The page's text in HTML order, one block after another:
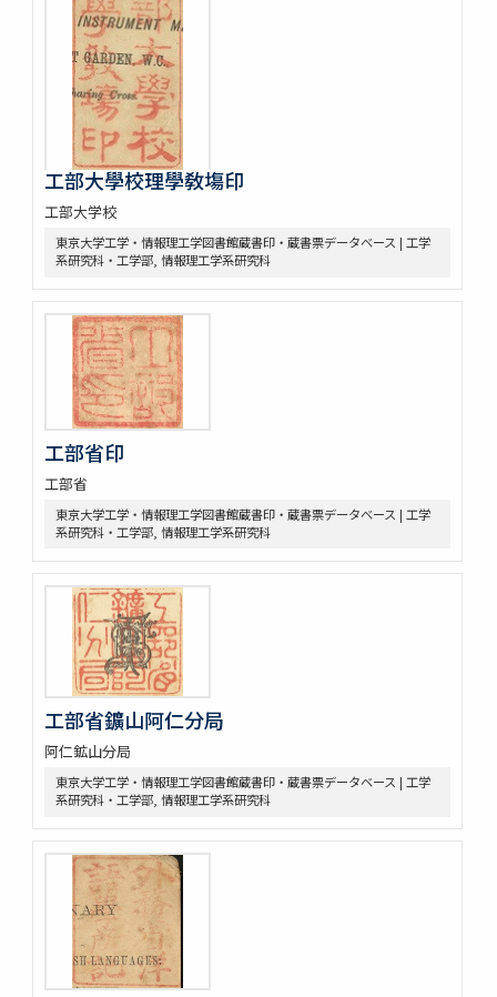
工部大學校理學敎塲印
工部大学校
東京大学工学・情報理工学図書館蔵書印・蔵書票データベース | 工学
系研究科・工学部, 情報理工学系研究科
工部省印
工部省
東京大学工学・情報理工学図書館蔵書印・蔵書票データベース | 工学
系研究科・工学部, 情報理工学系研究科
工部省鑛山阿仁分局
阿仁鉱山分局
東京大学工学・情報理工学図書館蔵書印・蔵書票データベース | 工学
系研究科・工学部, 情報理工学系研究科